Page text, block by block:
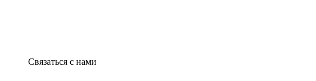
Связаться с нами